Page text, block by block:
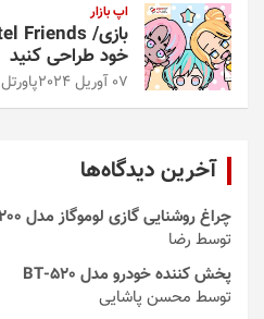
اپ بازار
خود طراحی کنید
07 آوریل 2024 پاورتل
آخرین دیدگاه‌ها
چراغ روشنایی گازی لوموگاز مدل C200
توسط رضا
پخش کننده خودرو مدل 520-BT
توسط محسن پاشایی